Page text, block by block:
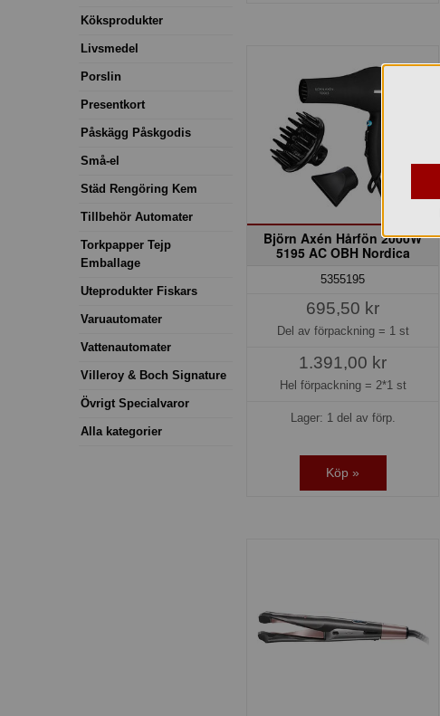
Köksprodukter
Livsmedel
Porslin
Presentkort
Påskägg Påskgodis
Små-el
Städ Rengöring Kem
Tillbehör Automater
Torkpapper Tejp
Emballage
Uteprodukter Fiskars
Varuautomater
Vattenautomater
Villeroy & Boch Signature
Övrigt Specialvaror
Alla kategorier
Björn Axén Hårfön 2000W
5195 AC OBH Nordica
5355195
695,50 kr
Del av förpackning = 1 st
1.391,00 kr
Hel förpackning = 2*1 st
Lager: 1 del av förp.
Köp »